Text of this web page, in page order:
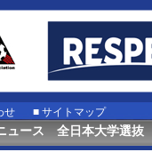
せ ■ サイトマップ
ュース 全日本大学選抜